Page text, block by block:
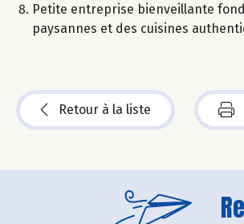
Petite entreprise bienveillante
paysannes et des cuisines
Retour à la liste